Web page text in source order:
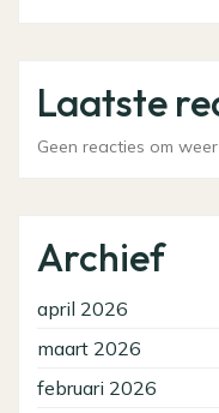
Laatste
Geen reacties om
Archief
april 2026
maart 2026
februari 2026